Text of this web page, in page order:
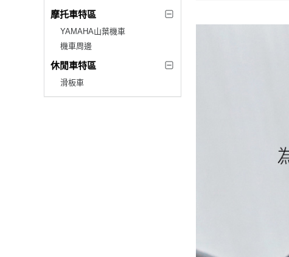
摩托車特區
YAMAHA山葉機車
機車周邊
休閒車特區
滑板車